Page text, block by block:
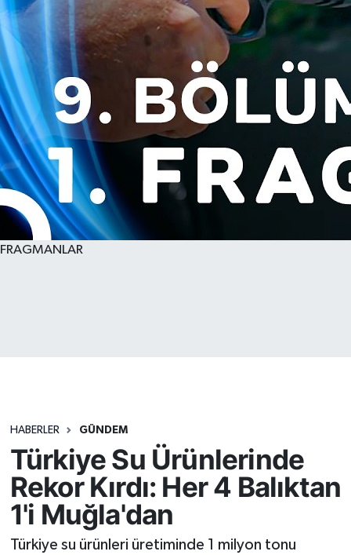
FRAGMANLAR
HABERLER GÜNDEM
Türkiye Su Ürünlerinde
Rekor Kırdı: Her 4 Balıktan
1'i Muğla'dan
Türkiye su ürünleri üretiminde 1 milyon tonu